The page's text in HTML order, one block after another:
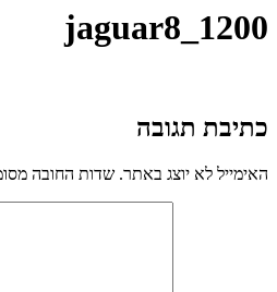
jaguar8_1200
כתיבת תגובה
האימייל לא יוצג באתר. שדות החובה